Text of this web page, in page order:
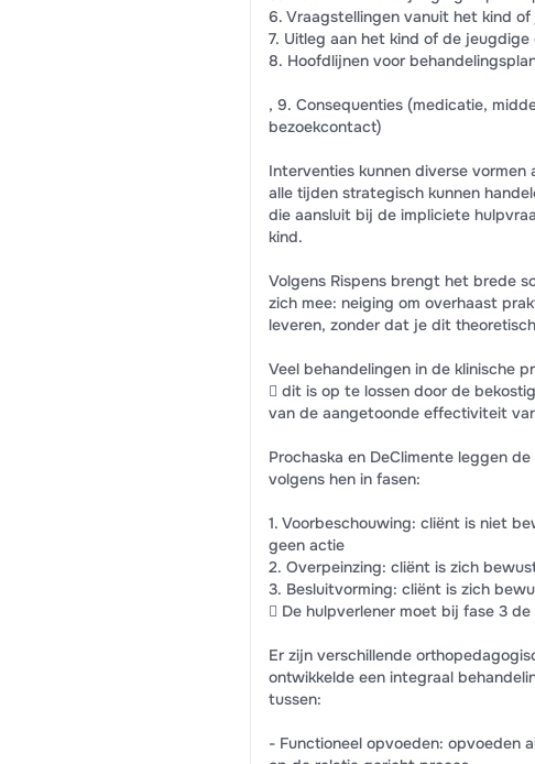
6. Vraagstellingen vanuit het kind
7. Uitleg aan het kind of de
8. Hoofdlijnen voor
, 9. Consequenties (medicatie,
bezoekcontact)
Interventies kunnen diverse vormen
alle tijden strategisch kunnen
die aansluit bij de impliciete
kind.
Volgens Rispens brengt het brede
zich mee: neiging om overhaast
leveren, zonder dat je dit
Veel behandelingen in de klinische
 dit is op te lossen door de
van de aangetoonde effectiviteit
Prochaska en DeClimente leggen
volgens hen in fasen:
1. Voorbeschouwing: cliënt is niet
geen actie
2. Overpeinzing: cliënt is zich
3. Besluitvorming: cliënt is zich
 De hulpverlener moet bij fase 3
Er zijn verschillende
ontwikkelde een integraal
tussen:
- Functioneel opvoeden: opvoeden